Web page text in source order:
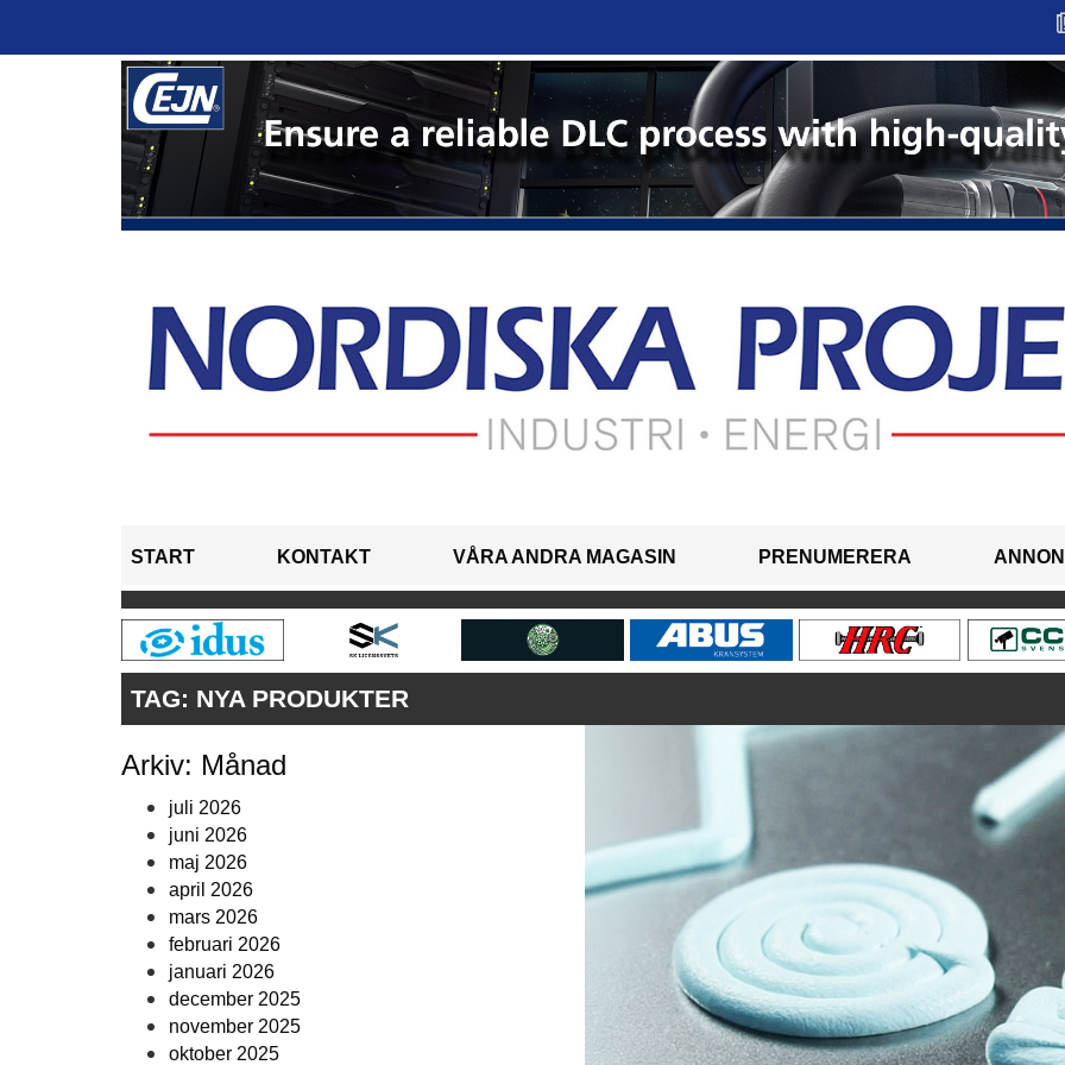
START KONTAKT VÅRA ANDRA MAGASIN PRENUMERERA
TAG: NYA PRODUKTER
Arkiv: Månad
juli 2026
juni 2026
maj 2026
april 2026
mars 2026
februari 2026
januari 2026
december 2025
november 2025
oktober 2025